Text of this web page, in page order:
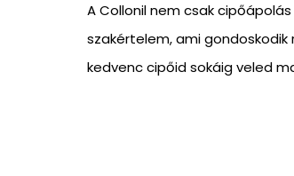
A Collonil nem csak cipőápolás
szakértelem, ami gondoskodik
kedvenc cipőid sokáig veled